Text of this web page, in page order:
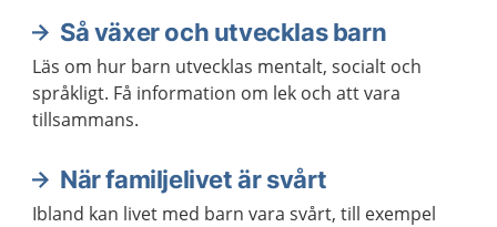
Så växer och utvecklas barn
Läs om hur barn utvecklas mentalt, socialt och
språkligt. Få information om lek och att vara
tillsammans.
När familjelivet är svårt
Ibland kan livet med barn vara svårt, till exempel